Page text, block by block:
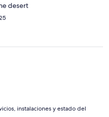
desert
instalaciones y estado del